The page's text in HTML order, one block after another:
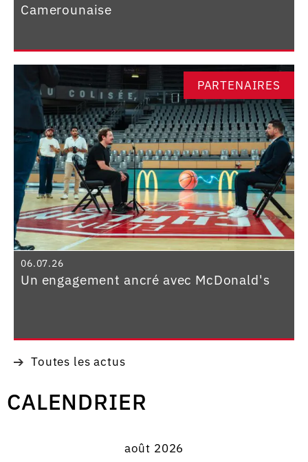
Camerounaise
PARTENAIRES
06.07.26
Un engagement ancré avec McDonald's
Toutes les actus
CALENDRIER
août 2026